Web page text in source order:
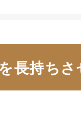
長持ち